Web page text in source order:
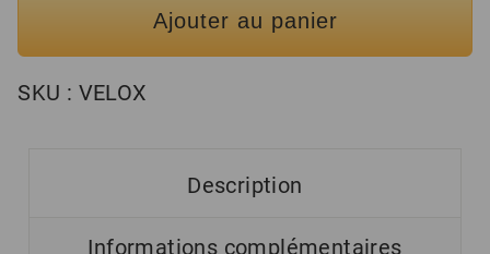
Ajouter au panier
SKU : VELOX
Description
Informations complémentaires